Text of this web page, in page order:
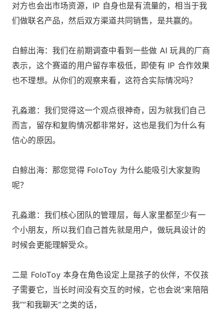
对方也会出市场资源，IP 自身也是有流量的，相当于我
们做联名产品，然后双方渠道共同销售，是共赢的。
白鲸出海：我们在前期调查中看到一些做 AI 玩具的厂商
表示，这个赛道的用户留存率极低，即使有 IP 合作效果
也不理想。从你们的观察来看，这符合实际情况吗？
孔淼邈：我们觉得这一个观点很神奇，因为就我们自己
而言，留存和复购情况都非常好，这也是我们为什么有
信心的原因。
白鲸出海：那您觉得 FoloToy 为什么能吸引大家复购
呢？
孔淼邈：我们核心团队的管理层，每人家里都至少有一
个小朋友，所以我们自己首先就是用户，做玩具设计的
时候会更能理解受众。
二是 FoloToy 本身在角色设定上是孩子的伙伴，不仅孩
子需要它，当长时间没有交互的时候，它也会说“来陪陪
我”“和我聊天”之类的话，